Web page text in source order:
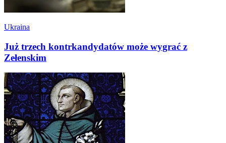
Ukraina
Już trzech kontrkandydatów może wygrać z
Zełenskim